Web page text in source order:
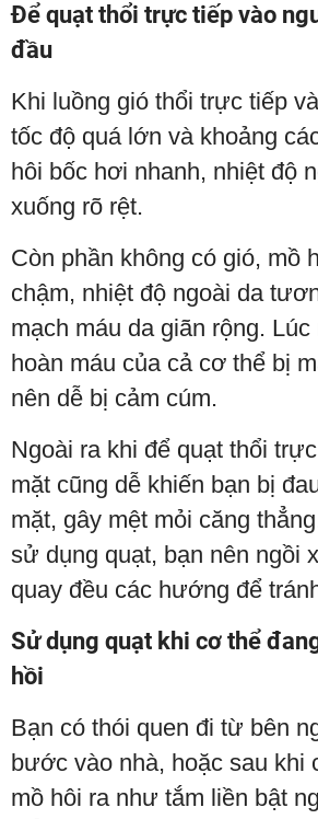
Để quạt thổi trực tiếp vào
đầu
Khi luồng gió thổi trực tiếp
tốc độ quá lớn và khoảng
hôi bốc hơi nhanh, nhiệt độ
xuống rõ rệt.
Còn phần không có gió, mồ
chậm, nhiệt độ ngoài da
mạch máu da giãn rộng.
hoàn máu của cả cơ thể bị
nên dễ bị cảm cúm.
Ngoài ra khi để quạt thổi
mặt cũng dễ khiến bạn bị
mặt, gây mệt mỏi căng
sử dụng quạt, bạn nên ngồi
quay đều các hướng để
Sử dụng quạt khi cơ thể
hồi
Bạn có thói quen đi từ bên
bước vào nhà, hoặc sau khi
mồ hôi ra như tắm liền bật